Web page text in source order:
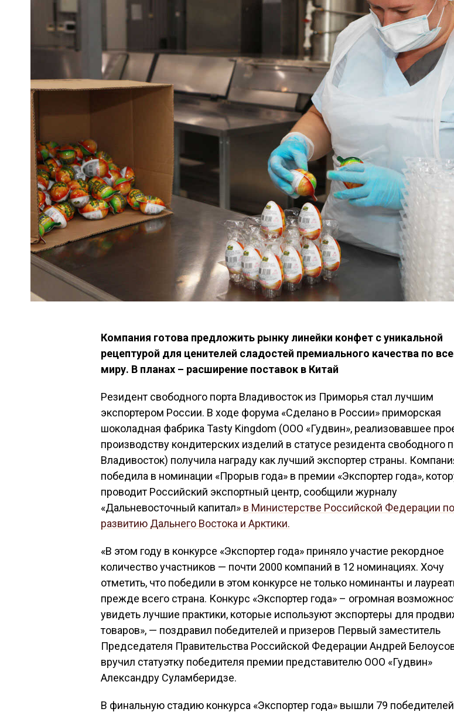
Компания готова предложить рынку линейки конфет с уникальной
рецептурой для ценителей сладостей премиального качества по
миру. В планах – расширение поставок в Китай
Резидент свободного порта Владивосток из Приморья стал лучшим
экспортером России. В ходе форума «Сделано в России» приморская
шоколадная фабрика Tasty Kingdom (ООО «Гудвин», реализовавшее
производству кондитерских изделий в статусе резидента свободного
Владивосток) получила награду как лучший экспортер страны.
победила в номинации «Прорыв года» в премии «Экспортер года»,
проводит Российский экспортный центр, сообщили журналу
«Дальневосточный капитал» в Министерстве Российской Федерации по
развитию Дальнего Востока и Арктики.
«В этом году в конкурсе «Экспортер года» приняло участие рекордное
количество участников — почти 2000 компаний в 12 номинациях. Хочу
отметить, что победили в этом конкурсе не только номинанты и
прежде всего страна. Конкурс «Экспортер года» – огромная
увидеть лучшие практики, которые используют экспортеры для
товаров», — поздравил победителей и призеров Первый заместитель
Председателя Правительства Российской Федерации Андрей
вручил статуэтку победителя премии представителю ООО «Гудвин»
Александру Суламберидзе.
В финальную стадию конкурса «Экспортер года» вышли 79 победителей